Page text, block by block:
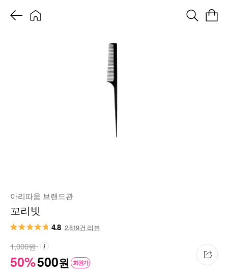
아리따움 브랜드관
꼬리빗
4.8 2,819건 리뷰
50%500원 회원가
1,000원